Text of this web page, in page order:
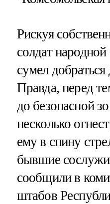
Рискуя
солдат
сумел
Правда, перед
до безопасной
несколько
ему в спину
бывшие
сообщили в
штабов